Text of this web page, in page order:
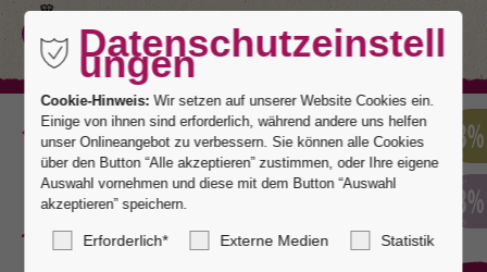
Zurück
Ideal 2
Datenschutzeinstell
ungen
Cookie-Hinweis: Wir setzen auf unserer Website Cookies ein.
Einige von ihnen sind erforderlich, während andere uns helfen
unser Onlineangebot zu verbessern. Sie können alle Cookies
über den Button “Alle akzeptieren” zustimmen, oder Ihre eigene
Auswahl vornehmen und diese mit dem Button “Auswahl
akzeptieren” speichern.
Erforderlich* Externe Medien Statistik